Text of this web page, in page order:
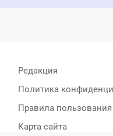
Редакция
Политика
Правила
Карта сайта